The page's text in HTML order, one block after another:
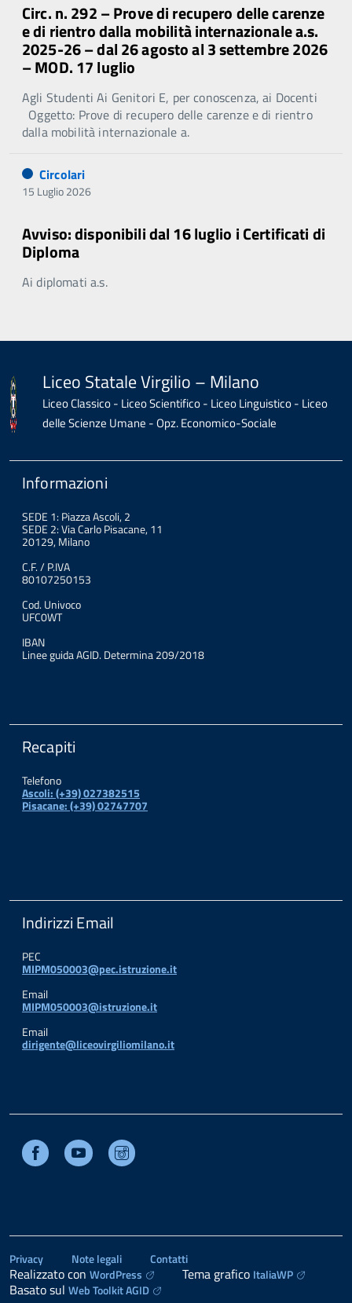
Circ. n. 292 – Prove di recupero delle carenze
e di rientro dalla mobilità internazionale a.s.
2025-26 – dal 26 agosto al 3 settembre 2026
– MOD. 17 luglio
Agli Studenti Ai Genitori E, per conoscenza, ai Docenti
Oggetto: Prove di recupero delle carenze e di rientro
dalla mobilità internazionale a.
Circolari
15 Luglio 2026
Avviso: disponibili dal 16 luglio i Certificati di
Diploma
Ai diplomati a.s.
Liceo Statale Virgilio – Milano
Liceo Classico - Liceo Scientifico - Liceo Linguistico - Liceo
delle Scienze Umane - Opz. Economico-Sociale
Informazioni
SEDE 1: Piazza Ascoli, 2
SEDE 2: Via Carlo Pisacane, 11
20129, Milano
C.F. / P.IVA
80107250153
Cod. Univoco
UFC0WT
IBAN
Linee guida AGID. Determina 209/2018
Recapiti
Telefono
Ascoli: (+39) 027382515
Pisacane: (+39) 02747707
Indirizzi Email
PEC
MIPM050003@pec.istruzione.it
Email
MIPM050003@istruzione.it
Email
dirigente@liceovirgiliomilano.it
Facebook Youtube
Privacy Note legali Contatti
Realizzato con WordPress Tema grafico ItaliaWP
Basato sul Web Toolkit AGID